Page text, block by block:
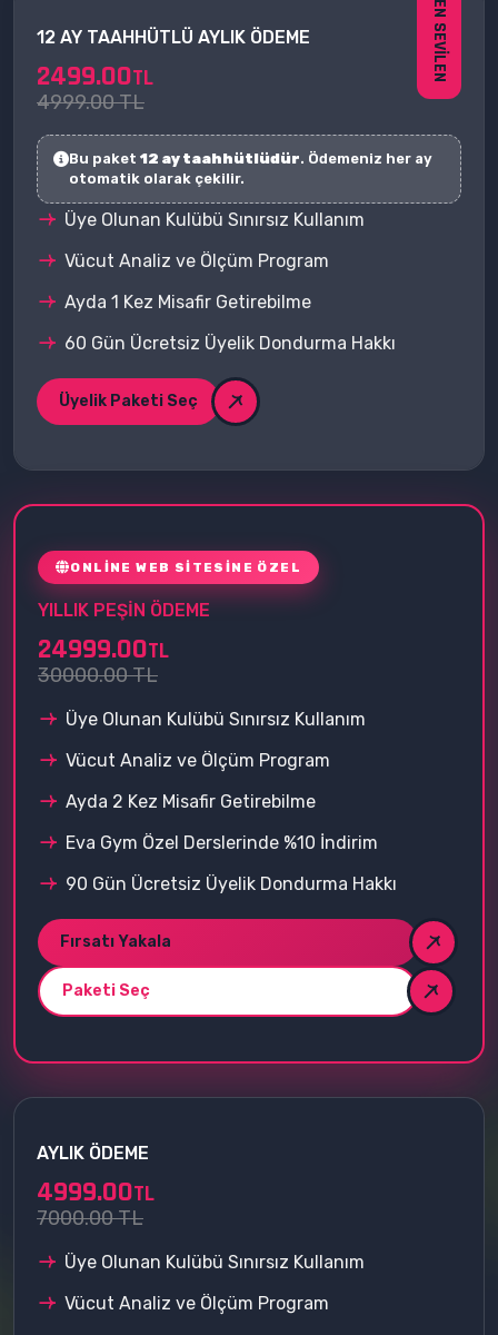
12 AY TAAHHÜTLÜ AYLIK ÖDEME
2499.00TL
4999.00 TL
Bu paket 12 ay taahhütlüdür. Ödemeniz her ay
otomatik olarak çekilir.
Üye Olunan Kulübü Sınırsız Kullanım
Vücut Analiz ve Ölçüm Program
Ayda 1 Kez Misafir Getirebilme
60 Gün Ücretsiz Üyelik Dondurma Hakkı
Üyelik Paketi Seç
ONLINE WEB SITESINE ÖZEL
YILLIK PEŞIN ÖDEME
24999.00TL
30000.00 TL
Üye Olunan Kulübü Sınırsız Kullanım
Vücut Analiz ve Ölçüm Program
Ayda 2 Kez Misafir Getirebilme
Eva Gym Özel Derslerinde %10 İndirim
90 Gün Ücretsiz Üyelik Dondurma Hakkı
Fırsatı Yakala
Paketi Seç
AYLIK ÖDEME
4999.00TL
7000.00 TL
Üye Olunan Kulübü Sınırsız Kullanım
Vücut Analiz ve Ölçüm Program